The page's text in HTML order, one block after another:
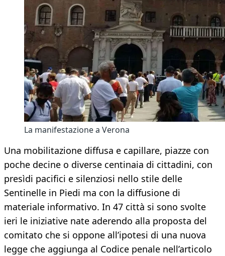
La manifestazione a Verona
Una mobilitazione diffusa e capillare, piazze con
poche decine o diverse centinaia di cittadini, con
presìdi pacifici e silenziosi nello stile delle
Sentinelle in Piedi ma con la diffusione di
materiale informativo. In 47 città si sono svolte
ieri le iniziative nate aderendo alla proposta del
comitato che si oppone all’ipotesi di una nuova
legge che aggiunga al Codice penale nell’articolo